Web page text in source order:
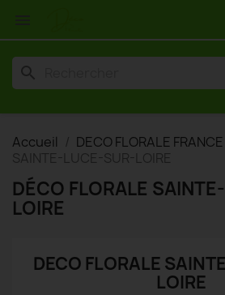
search
Accueil DECO FLORALE FRANCE
SAINTE-LUCE-SUR-LOIRE
DÉCO FLORALE
LOIRE
DECO FLORALE
LOIRE